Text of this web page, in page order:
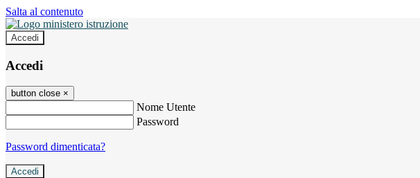
Salta al contenuto
Accedi
Accedi
button close ×
Nome Utente
Password
Password dimenticata?